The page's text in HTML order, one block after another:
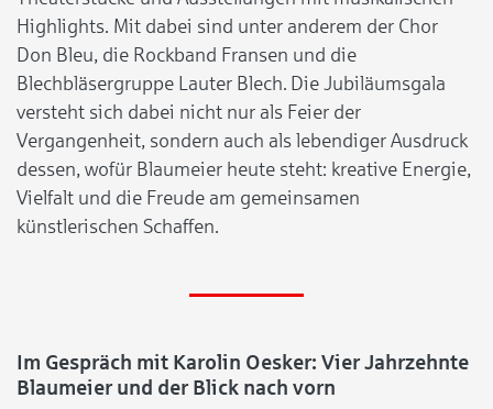
Highlights. Mit dabei sind unter anderem der Chor
Don Bleu, die Rockband Fransen und die
Blechbläsergruppe Lauter Blech. Die Jubiläumsgala
versteht sich dabei nicht nur als Feier der
Vergangenheit, sondern auch als lebendiger Ausdruck
dessen, wofür Blaumeier heute steht: kreative Energie,
Vielfalt und die Freude am gemeinsamen
künstlerischen Schaffen.
Im Gespräch mit Karolin Oesker: Vier Jahrzehnte
Blaumeier und der Blick nach vorn